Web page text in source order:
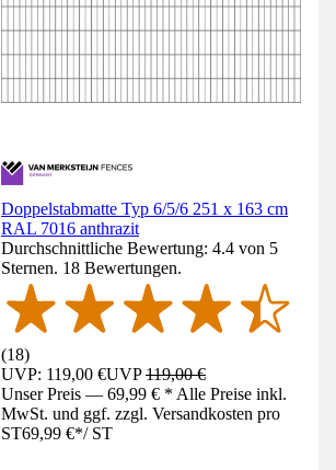
Doppelstabmatte Typ 6/5/6 251 x 163 cm
RAL 7016 anthrazit
Durchschnittliche Bewertung: 4.4 von 5
Sternen. 18 Bewertungen.
(18)
UVP: 119,00 €UVP119,00 €
Unser Preis — 69,99 € * Alle Preise inkl.
MwSt. und ggf. zzgl. Versandkosten pro
ST69,99 €*/ ST